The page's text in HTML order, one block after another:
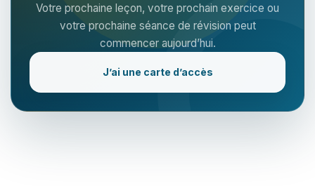
Votre prochaine leçon, votre prochain exercice ou
votre prochaine séance de révision peut
commencer aujourd’hui.
J’ai une carte d’accès